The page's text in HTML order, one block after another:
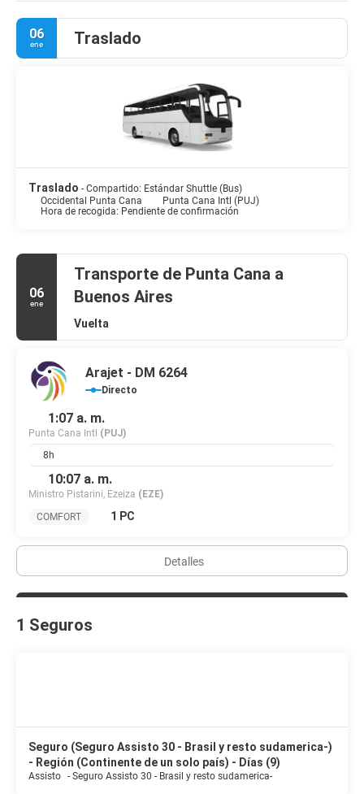
06
ene Traslado
Traslado - Compartido: Estándar Shuttle (Bus)
Occidental Punta Cana
Punta Cana Intl (PUJ)
Hora de recogida: Pendiente de confirmación
06
ene
Transporte de Punta Cana a
Buenos Aires
Vuelta
Arajet - DM 6264
Directo
1:07 a. m.
Punta Cana Intl (PUJ)
8h
10:07 a. m.
Ministro Pistarini, Ezeiza (EZE)
COMFORT
1 PC
Detalles
1 Seguros
Seguro (Seguro Assisto 30 - Brasil y resto sudamerica-)
- Región (Continente de un solo país) - Días (9)
Assisto - Seguro Assisto 30 - Brasil y resto sudamerica-